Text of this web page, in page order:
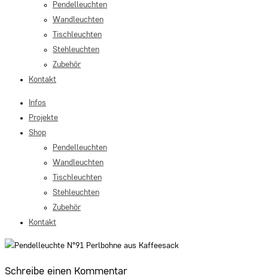
Pendelleuchten
Wandleuchten
Tischleuchten
Stehleuchten
Zubehör
Kontakt
Infos
Projekte
Shop
Pendelleuchten
Wandleuchten
Tischleuchten
Stehleuchten
Zubehör
Kontakt
Schreibe einen Kommentar